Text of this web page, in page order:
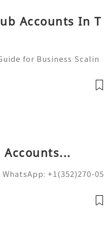
Accounts In T
for Business Scalin
Accounts...
+1(352)270-05
of sending domains and